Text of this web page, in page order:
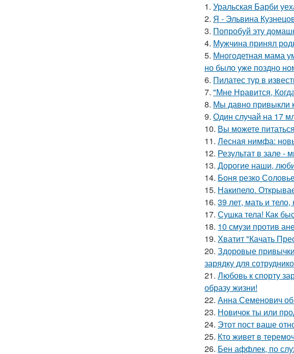
1. Уральская Барби
2. Я - Эльвина
3. Попробуй эту
4. Мужчина принял
5. Многодетная мама
но было уже поздно
6. Пилатес тур в
7. "Мне Нравится,
8. Мы давно привыкли
9. Один случай на 17
10. Вы можете
11. Лесная нимфа:
12. Результат в зале -
13. Дорогие наши,
14. Боня резко
15. Накипело.
16. 39 лет, мать и
17. Сушка тела! Как
18. 10 смузи против
19. Хватит "Качать
20. Здоровые
зарядку для
21. Любовь к спорту
образу жизни!
22. Анна Семенович
23. Новичок ты или
24. Этот пост ваше
25. Кто живет в
26. Бен аффлек, по